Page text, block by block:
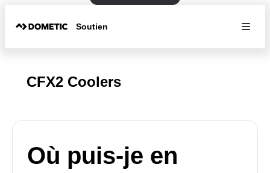
Soutien
CFX2 Coolers
Où puis-je en